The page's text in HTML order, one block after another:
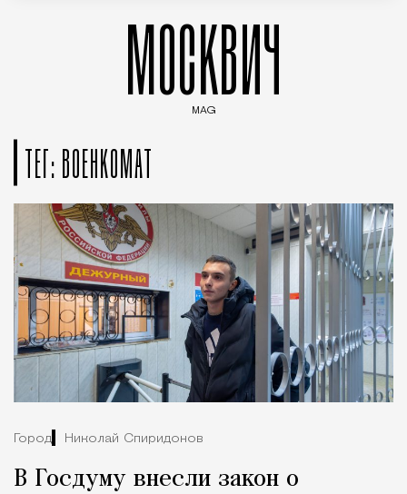
МОСКВИЧ
MAG
ТЕГ: ВОЕНКОМАТ
Город Николай Спиридонов
В Госдуму внесли закон о